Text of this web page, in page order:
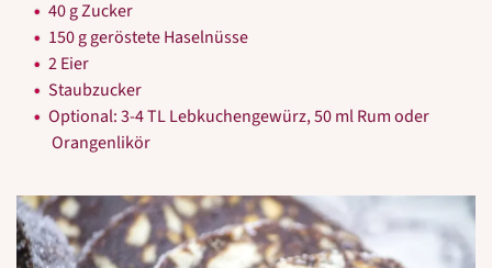
40 g Zucker
150 g geröstete Haselnüsse
2 Eier
Staubzucker
Optional: 3-4 TL Lebkuchengewürz, 50 ml Rum oder
Orangenlikör